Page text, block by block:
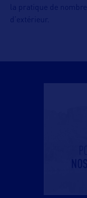
la pratique de
d’extérieur.